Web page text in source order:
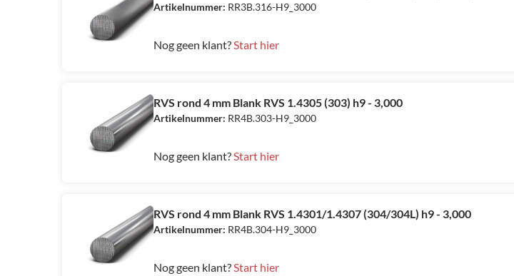
Artikelnummer: RR3B.316-H9_3000
Nog geen klant?Start hier
RVS rond 4 mm Blank RVS 1.4305 (303) h9 - 3,000
Artikelnummer: RR4B.303-H9_3000
Nog geen klant?Start hier
RVS rond 4 mm Blank RVS 1.4301/1.4307 (304/304L) h9 - 3,000
Artikelnummer: RR4B.304-H9_3000
Nog geen klant?Start hier